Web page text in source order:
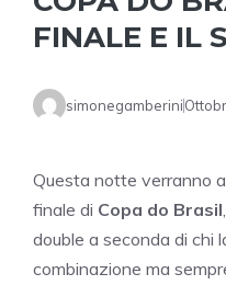
FINALE E IL
simonegamberini
Questa notte verranno
finale di Copa do Brasil
double a seconda di chi
combinazione ma